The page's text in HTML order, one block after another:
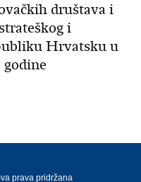
društava i
i
Hrvatsku u
godine
prava pridržana